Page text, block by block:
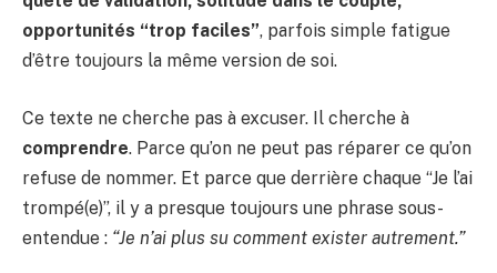
opportunités “trop faciles”, parfois simple fatigue
d’être toujours la même version de soi.
Ce texte ne cherche pas à excuser. Il cherche à
comprendre. Parce qu’on ne peut pas réparer ce qu’on
refuse de nommer. Et parce que derrière chaque “Je l’ai
trompé(e)”, il y a presque toujours une phrase sous-
entendue : “Je n’ai plus su comment exister autrement.”